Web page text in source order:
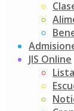
JIS Online
6017435980
318 2802038
Accesos